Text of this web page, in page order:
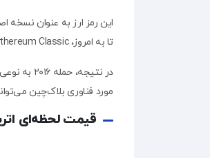
این رمز ارز به عنوان نسخه
تا به امروز، Ethereum Classic به عنوان یک زنجیره بلاک مستقل و جداگانه در حال کار است، با جامعه و توسعه‌دهندگان خود.
در
مورد فناوری بلاک‌چین
قیمت لحظه‌ای